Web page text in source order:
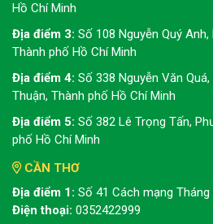
Hồ Chí Minh
Địa điểm 3: Số 108 Nguyễn Quý
Thành phố Hồ Chí Minh
Địa điểm 4: Số 338 Nguyễn Văn
Thuận, Thành phố Hồ Chí Minh
Địa điểm 5: Số 382 Lê Trọng Tấn,
phố Hồ Chí Minh
CẦN THƠ
Địa điểm 1: Số 41 Cách mạng Tháng
Điện thoại: 0352422999